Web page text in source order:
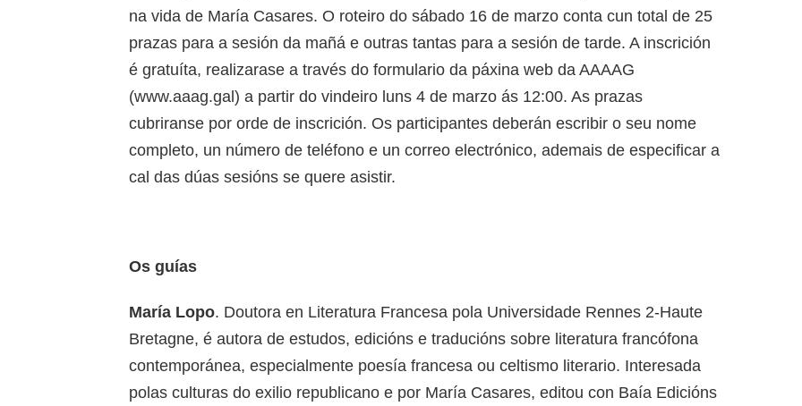
na vida de María Casares. O roteiro do sábado 16 de marzo conta cun total de 25
prazas para a sesión da mañá e outras tantas para a sesión de tarde. A inscrición
é gratuíta, realizarase a través do formulario da páxina web da AAAAG
(www.aaag.gal) a partir do vindeiro luns 4 de marzo ás 12:00. As prazas
cubriranse por orde de inscrición. Os participantes deberán escribir o seu nome
completo, un número de teléfono e un correo electrónico, ademais de especificar a
cal das dúas sesións se quere asistir.
Os guías
María Lopo. Doutora en Literatura Francesa pola Universidade Rennes 2-Haute
Bretagne, é autora de estudos, edicións e traducións sobre literatura francófona
contemporánea, especialmente poesía francesa ou celtismo literario. Interesada
polas culturas do exilio republicano e por María Casares, editou con Baía Edicións